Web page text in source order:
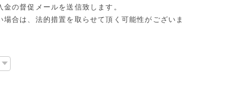
の督促メールを送信致します。
場合は、法的措置を取らせて頂く可能性がございま